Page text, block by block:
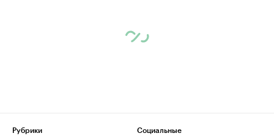
Рубрики
Социальные